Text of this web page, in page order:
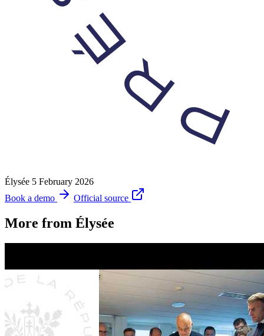
Élysée 5 February 2026
Book a demo
Official source
More from Élysée